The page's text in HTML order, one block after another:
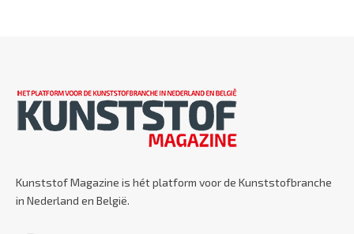
Kunststof Magazine is hét platform voor de Kunststofbranche
in Nederland en België.